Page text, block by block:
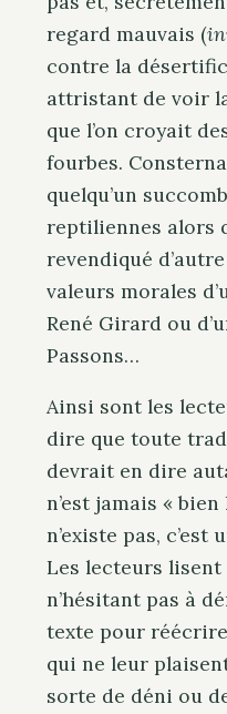
regard mauvais (
contre la
attristant de voir
que l’on croyait
fourbes.
quelqu’un
reptiliennes alors
revendiqué
valeurs morales
René Girard ou
Passons…
Ainsi sont les
dire que toute
devrait en dire
n’est jamais «
n’existe pas, c’est
Les lecteurs
n’hésitant pas à
texte pour
qui ne leur
sorte de déni ou